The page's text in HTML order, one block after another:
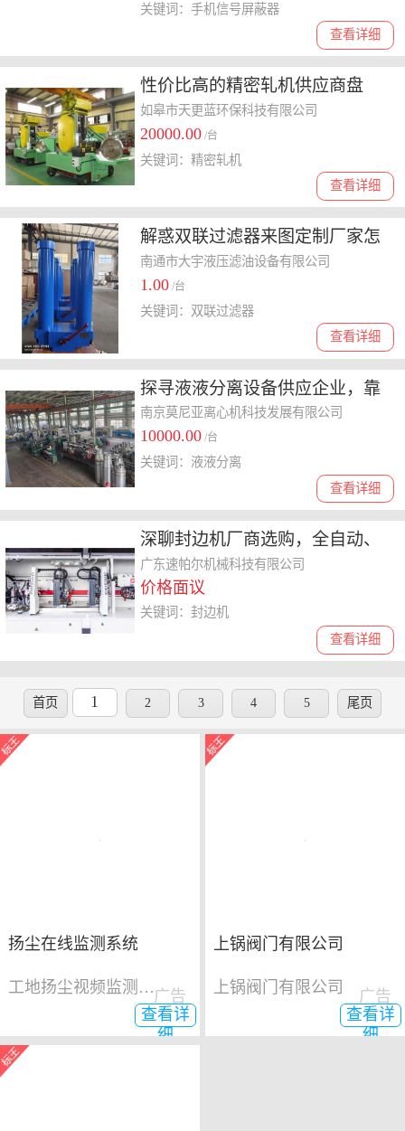
查看详细
关键词：手机信号屏蔽器
性价比高的精密轧机供应商盘
点，稳定靠谱之选怎么选择
如皋市天更蓝环保科技有限公司
20000.00 /台
查看详细
关键词：精密轧机
解惑双联过滤器来图定制厂家怎
么选，哪家性价比高给你答案
南通市大宇液压滤油设备有限公司
1.00 /台
查看详细
关键词：双联过滤器
探寻液液分离设备供应企业，靠
谱的品牌有哪些
南京莫尼亚离心机科技发展有限公司
10000.00 /台
查看详细
关键词：液液分离
深聊封边机厂商选购，全自动、
曲线封边机哪个口碑好
广东速帕尔机械科技有限公司
价格面议
查看详细
关键词：封边机
首页 1 2 3 4 5 尾页
扬尘在线监测系统
工地扬尘视频监测系统
查看详
细
广告
上锅阀门有限公司
上锅阀门有限公司
查看详
细
广告